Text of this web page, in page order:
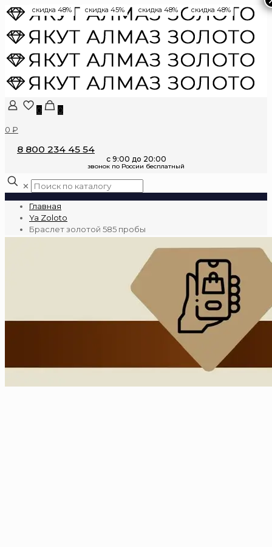
0
0
0 ₽
8 800 234 45 54
✕
Главная
Ya Zoloto
Браслет золотой 585 пробы
скидка 48% скидка 45% скидка 48% скидка 48%